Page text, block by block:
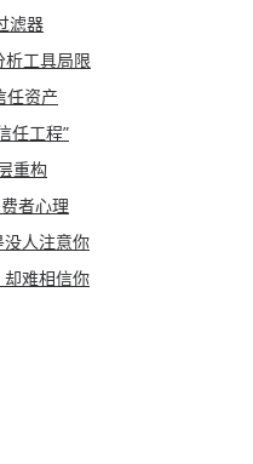
滤器
工具局限
任资产
任工程”
重构
者心理
人注意你
难相信你